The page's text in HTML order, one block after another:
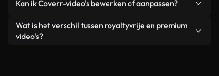
advertenties van klanten, zolang je de beelden
een losstaand product.
zijn of door AI gegenereerd – bevat watermerken.
Je krijgt schoon, direct bruikbaar beeldmateriaal.
Kan ik Coverr-video's bewerken of aanpassen?
Ja. Je mag onze video's inkorten, bijsnijden of
remixen. Zorg er wel voor dat het eindproduct
Wat is het verschil tussen royaltyvrije en premium
video's?